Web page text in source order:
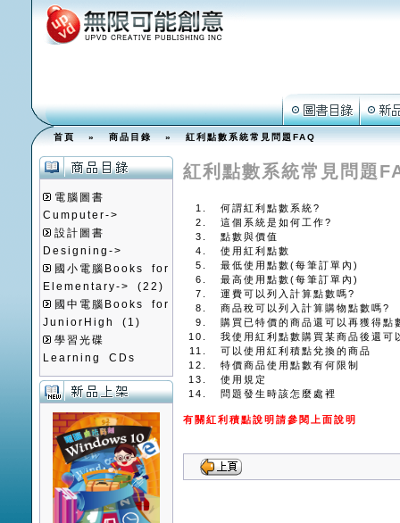
首頁»商品目錄» 紅利點數系統常見問題FAQ
電腦圖書
Cumputer->
設計圖書
Designing->
國小電腦Books for
Elementary->
(22)
國中電腦Books for
JuniorHigh
(1)
學習光碟
Learning CDs
紅利點數系統常見問題
何謂紅利點數系統?
這個系統是如何工作?
點數與價值
使用紅利點數
最低使用點數(每筆訂單內)
最高使用點數(每筆訂單內)
運費可以列入計算點數嗎?
商品稅可以列入計算購物點數嗎?
購買已特價的商品還可以再獲得點
我使用紅利點數購買某商品後還可
可以使用紅利積點兌換的商品
特價商品使用點數有何限制
使用規定
問題發生時該怎麼處裡
有關紅利積點說明請參閱上面說明